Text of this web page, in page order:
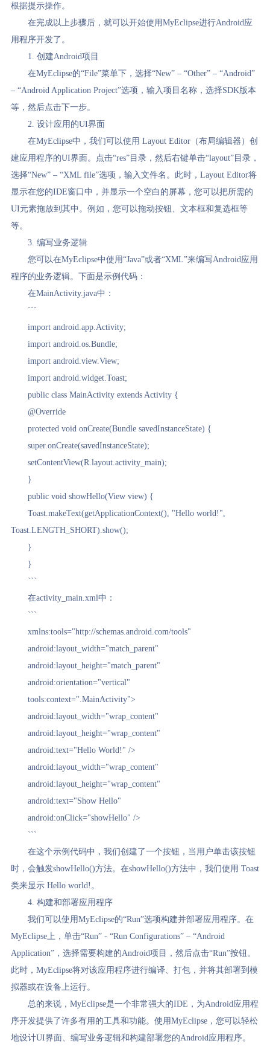
根据提示操作。
在完成以上步骤后，就可以开始使用MyEclipse进行Android应
用程序开发了。
1. 创建Android项目
在MyEclipse的“File”菜单下，选择“New” – “Other” – “Android”
– “Android Application Project”选项，输入项目名称，选择SDK版本
等，然后点击下一步。
2. 设计应用的UI界面
在MyEclipse中，我们可以使用 Layout Editor（布局编辑器）创
建应用程序的UI界面。点击“res”目录，然后右键单击“layout”目录，
选择“New” – “XML file”选项，输入文件名。此时，Layout Editor将
显示在您的IDE窗口中，并显示一个空白的屏幕，您可以把所需的
UI元素拖放到其中。例如，您可以拖动按钮、文本框和复选框等
等。
3. 编写业务逻辑
您可以在MyEclipse中使用“Java”或者“XML”来编写Android应用
程序的业务逻辑。下面是示例代码：
在MainActivity.java中：
```
import android.app.Activity;
import android.os.Bundle;
import android.view.View;
import android.widget.Toast;
public class MainActivity extends Activity {
@Override
protected void onCreate(Bundle savedInstanceState) {
super.onCreate(savedInstanceState);
setContentView(R.layout.activity_main);
}
public void showHello(View view) {
Toast.makeText(getApplicationContext(), "Hello world!",
Toast.LENGTH_SHORT).show();
}
}
```
在activity_main.xml中：
```
xmlns:tools="http://schemas.android.com/tools"
android:layout_width="match_parent"
android:layout_height="match_parent"
android:orientation="vertical"
tools:context=".MainActivity">
android:layout_width="wrap_content"
android:layout_height="wrap_content"
android:text="Hello World!" />
android:layout_width="wrap_content"
android:layout_height="wrap_content"
android:text="Show Hello"
android:onClick="showHello" />
```
在这个示例代码中，我们创建了一个按钮，当用户单击该按钮
时，会触发showHello()方法。在showHello()方法中，我们使用 Toast
类来显示 Hello world!。
4. 构建和部署应用程序
我们可以使用MyEclipse的“Run”选项构建并部署应用程序。在
MyEclipse上，单击“Run” - “Run Configurations” – “Android
Application”，选择需要构建的Android项目，然后点击“Run”按钮。
此时，MyEclipse将对该应用程序进行编译、打包，并将其部署到模
拟器或在设备上运行。
总的来说，MyEclipse是一个非常强大的IDE，为Android应用程
序开发提供了许多有用的工具和功能。使用MyEclipse，您可以轻松
地设计UI界面、编写业务逻辑和构建部署您的Android应用程序。